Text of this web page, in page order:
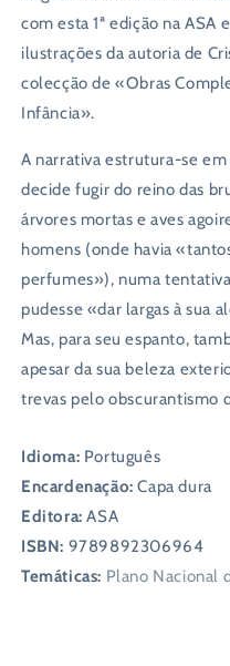
com esta 1ª edição na
ilustrações da autoria de
colecção de «Obras
Infância».
A narrativa estrutura-se
decide fugir do reino das
árvores mortas e aves
homens (onde havia
perfumes»), numa
pudesse «dar largas à sua
Mas, para seu espanto,
apesar da sua beleza
trevas pelo obscurantismo
Idioma: Português
Encardenação:Capa dura
Editora:ASA
ISBN: 9789892306964
Temáticas: Plano Nacional